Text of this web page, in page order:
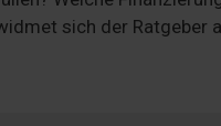
sich der Ratgeber